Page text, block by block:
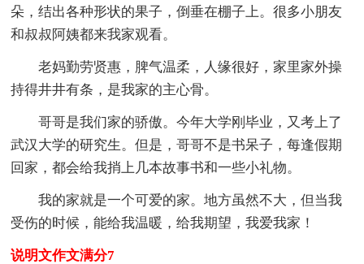
朵，结出各种形状的果子，倒垂在棚子上。很多小朋友
和叔叔阿姨都来我家观看。
老妈勤劳贤惠，脾气温柔，人缘很好，家里家外操
持得井井有条，是我家的主心骨。
哥哥是我们家的骄傲。今年大学刚毕业，又考上了
武汉大学的研究生。但是，哥哥不是书呆子，每逢假期
回家，都会给我捎上几本故事书和一些小礼物。
我的家就是一个可爱的家。地方虽然不大，但当我
受伤的时候，能给我温暖，给我期望，我爱我家！
说明文作文满分7